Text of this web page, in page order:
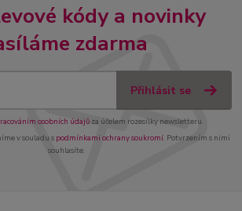
kódy a novinky
zdarma
Přihlásit se
osobních údajůza účelem rozesílky newsletteru.
v souladu s podmínkami ochrany soukromí. Potvrzením s nimi
souhlasíte.